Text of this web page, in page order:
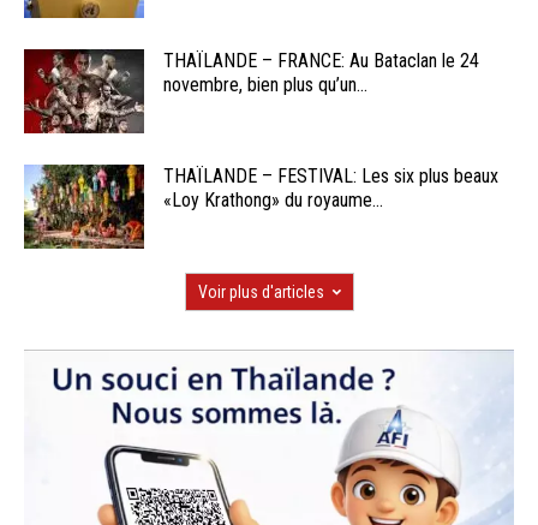
THAÏLANDE – FRANCE: Au Bataclan le 24
novembre, bien plus qu’un...
THAÏLANDE – FESTIVAL: Les six plus beaux
«Loy Krathong» du royaume...
Voir plus d'articles